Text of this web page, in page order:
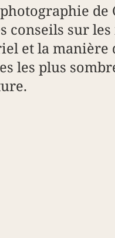
de
conseils sur
et la manière
les plus